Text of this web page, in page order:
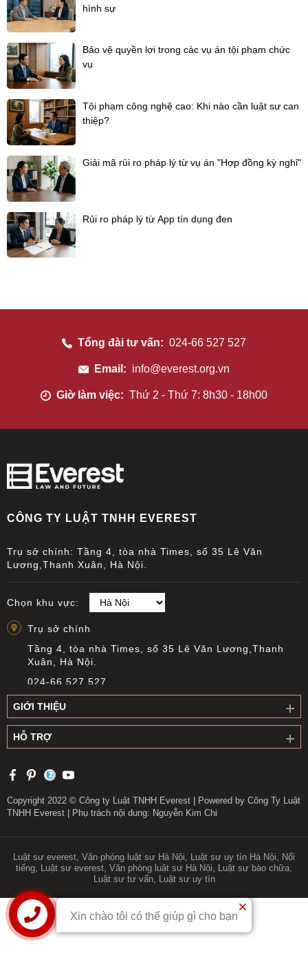
hình sự
Bảo vệ quyền lợi trong các vụ án tội phạm chức
vụ
Tội phạm công nghệ cao: Khi nào cần luật sư can
thiệp?
Giải mã rủi ro pháp lý từ vụ án "Hợp đồng kỳ nghỉ"
Rủi ro pháp lý từ App tín dụng đen
Tổng đài tư vấn: 024-66 527 527
Email: info@everest.org.vn
Giờ làm việc: Thứ 2 - Thứ 7: 8h30 - 18h00
CÔNG TY LUẬT TNHH EVEREST
Trụ sở chính: Tầng 4, tòa nhà Times, số 35 Lê Văn
Lương,Thanh Xuân, Hà Nội.
Chọn khu vực:
Trụ sở chính
Tầng 4, tòa nhà Times, số 35 Lê Văn Lương,Thanh
Xuân, Hà Nội.
024-66 527 527
info@everest.org.vn
Văn phòng giao dịch Cầu Giấy
Tầng 14, Tòa nhà Việt Á, Số 9 Duy Tân, phường Cầu
0919 311 196
longnguyen@everest.org.vn
Hà Nội
0913 395 717
longle@everest.org.vn
GIỚI THIỆU
HỖ TRỢ
Copyright 2022 © Công ty Luật TNHH Everest | Powered by Công Ty Luật
TNHH Everest | Phụ trách nội dung: Nguyễn Kim Chi
Luật sư everest, Văn phòng luật sư Hà Nội, Luật sư uy tín Hà Nội, Nổi
tiếng, Luật sư everest, Văn phòng luật sư Hà Nội, Luật sư bào chữa,
Luật sư tư vấn, Luật sư uy tín
Liên hệ
Xin chào tôi có thể giúp gì cho bạn